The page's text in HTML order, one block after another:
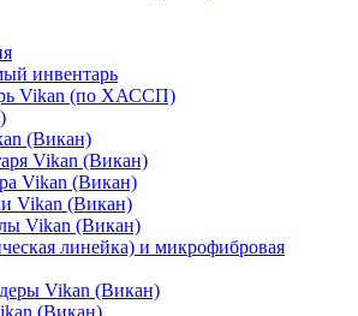
инвентарь
Vikan (по ХАССП)
(Викан)
Vikan (Викан)
Vikan (Викан)
Vikan (Викан)
Vikan (Викан)
линейка) и микрофибровая
Vikan (Викан)